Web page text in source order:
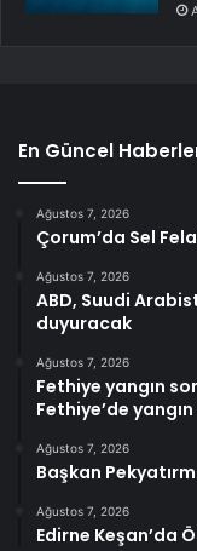
En Güncel
Ağustos 7, 2026
Çorum’da Sel
Ağustos 7, 2026
ABD, Suudi
duyuracak
Ağustos 7, 2026
Fethiye yangın
Fethiye’de
Ağustos 7, 2026
Başkan
Ağustos 7, 2026
Edirne Keşan’da